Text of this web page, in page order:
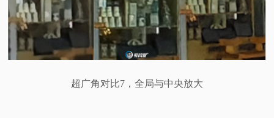
超广角对比7，全局与中央放大